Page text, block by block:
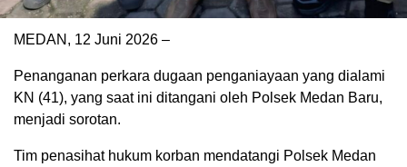
MEDAN, 12 Juni 2026 –
Penanganan perkara dugaan penganiayaan yang dialami
KN (41), yang saat ini ditangani oleh Polsek Medan Baru,
menjadi sorotan.
Tim penasihat hukum korban mendatangi Polsek Medan